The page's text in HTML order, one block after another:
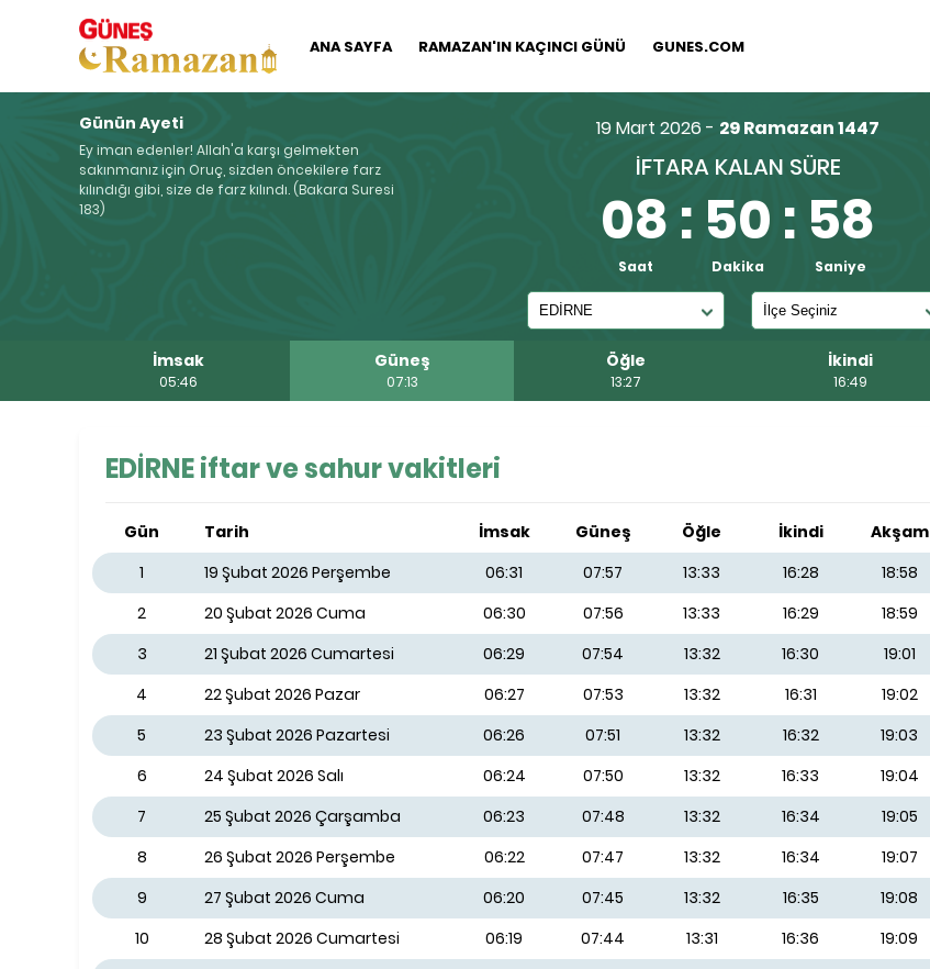
ANA SAYFA RAMAZAN'IN KAÇINCI GÜNÜ GUNES.COM
Günün Ayeti
Ey iman edenler! Allah'a karşı gelmekten
sakınmanız için Oruç, sizden öncekilere farz
kılındığı gibi, size de farz kılındı. (Bakara Suresi
183)
19 Mart 2026 - 29 Ramazan 1447
İFTARA KALAN SÜRE
08 : 50 : 57
Saat Dakika Saniye
İmsak
05:46
Güneş
07:13
Öğle
13:27
İkindi
16:49
EDİRNE iftar ve sahur vakitleri
Gün Tarih İmsak Güneş Öğle İkindi Akşam
1
19 Şubat 2026 Perşembe 06:31 07:57 13:33 16:28 18:58
2
20 Şubat 2026 Cuma 06:30 07:56 13:33 16:29 18:59
3
21 Şubat 2026 Cumartesi 06:29 07:54 13:32 16:30 19:01
4
22 Şubat 2026 Pazar 06:27 07:53 13:32 16:31 19:02
5
23 Şubat 2026 Pazartesi 06:26 07:51 13:32 16:32 19:03
6
24 Şubat 2026 Salı 06:24 07:50 13:32 16:33 19:04
7
25 Şubat 2026 Çarşamba 06:23 07:48 13:32 16:34 19:05
8
26 Şubat 2026 Perşembe 06:22 07:47 13:32 16:34 19:07
9
27 Şubat 2026 Cuma 06:20 07:45 13:32 16:35 19:08
10
28 Şubat 2026 Cumartesi 06:19 07:44 13:31 16:36 19:09